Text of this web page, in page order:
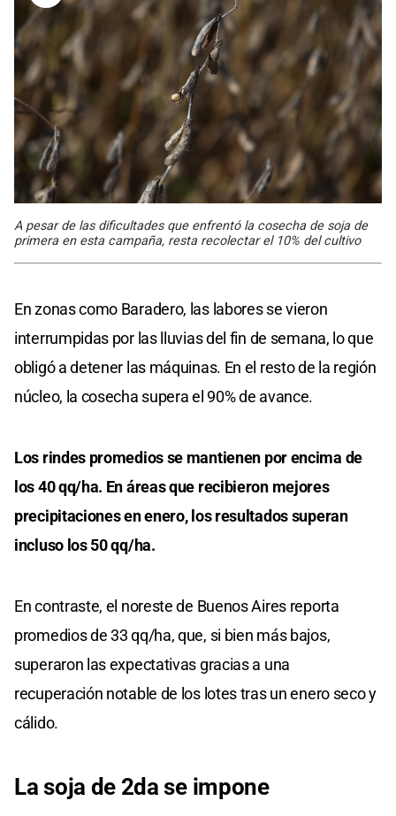
A pesar de las dificultades que enfrentó la cosecha de soja de
primera en esta campaña, resta recolectar el 10% del cultivo
En zonas como Baradero, las labores se vieron
interrumpidas por las lluvias del fin de semana, lo que
obligó a detener las máquinas. En el resto de la región
núcleo, la cosecha supera el 90% de avance.
Los rindes promedios se mantienen por encima de
los 40 qq/ha. En áreas que recibieron mejores
precipitaciones en enero, los resultados superan
incluso los 50 qq/ha.
En contraste, el noreste de Buenos Aires reporta
promedios de 33 qq/ha, que, si bien más bajos,
superaron las expectativas gracias a una
recuperación notable de los lotes tras un enero seco y
cálido.
La soja de 2da se impone